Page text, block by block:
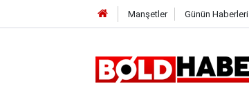
Manşetler Günün Haberleri